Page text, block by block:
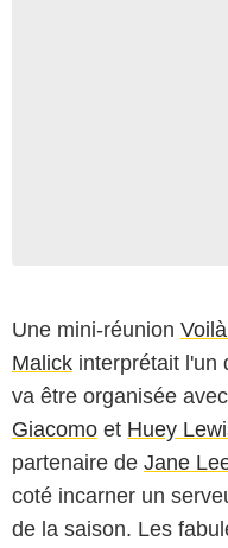
Une mini-réunion
Malick interprétait l'un
va être organisée
Giacomo et Huey
partenaire de Jane
coté incarner un
de la saison. Les